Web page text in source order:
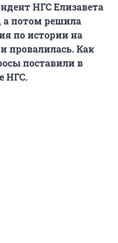
НГС Елизавета
а потом решила
по истории на
провалилась. Как
поставили в
НГС.